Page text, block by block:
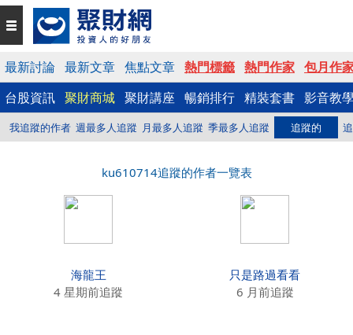
最新討論 最新文章 焦點文章 熱門標籤 熱門作家 包月作
台股資訊 聚財商城 聚財講座 暢銷排行 精裝套書 影音教
我追蹤的作者 週最多人追蹤 月最多人追蹤 季最多人追蹤 追蹤的
ku610714追蹤的作者一覽表
海龍王
4 星期前追蹤
只是路過看看
6 月前追蹤